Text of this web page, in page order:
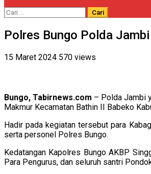
Cari
Polres Bungo Polda
15 Maret 2024 570 views
Bungo, Tabirnews.com – Polda Jambi
Makmur Kecamatan Bathin II Babeko
Hadir pada kegiatan tersebut para
serta personel Polres Bungo.
Kedatangan Kapolres Bungo AKBP
Para Pengurus, dan seluruh santri